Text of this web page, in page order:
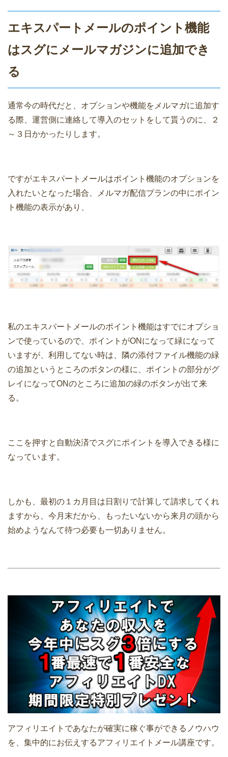
エキスパートメールのポイント機能
はスグにメールマガジンに追加でき
る
通常今の時代だと、オプションや機能をメルマガに追加す
る際、運営側に連絡して導入のセットをして貰うのに、２
～３日かかったりします。
ですがエキスパートメールはポイント機能のオプションを
入れたいとなった場合、メルマガ配信プランの中にポイン
ト機能の表示があり、
私のエキスパートメールのポイント機能はすでにオプショ
ンで使っているので、ポイントがONになって緑になって
いますが、利用してない時は、隣の添付ファイル機能の緑
の追加というところのボタンの様に、ポイントの部分がグ
レイになってONのところに追加の緑のボタンが出て来
る。
ここを押すと自動決済でスグにポイントを導入できる様に
なっています。
しかも、最初の１カ月目は日割りで計算して請求してくれ
ますから、今月末だから、もったいないから来月の頭から
始めようなんて待つ必要も一切ありません。
アフィリエイトであなたが確実に稼ぐ事ができるノウハウ
を、集中的にお伝えするアフィリエイトメール講座です。